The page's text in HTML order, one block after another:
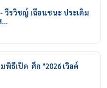
รวิชญ์ เฉือนชนะ ประเดิม
…
พิธีเปิด ศึก "2026 เวิลด์